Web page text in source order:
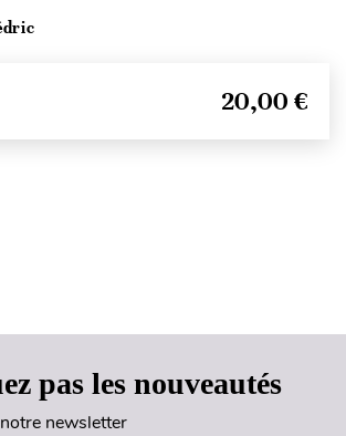
20,00 €
pas les nouveautés
newsletter